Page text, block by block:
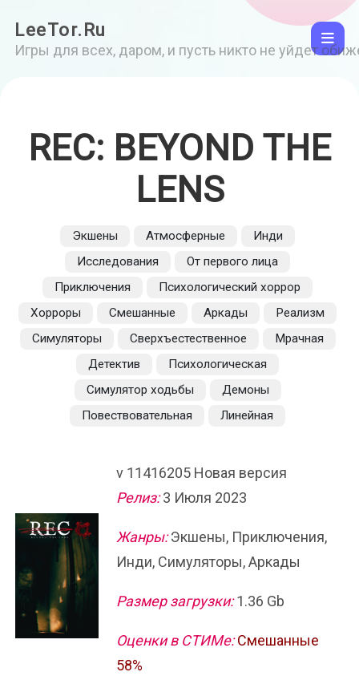
LeeTor.Ru
Игры для всех, даром, и пусть никто не уйдет
REC: BEYOND THE
LENS
Экшены Атмосферные
Инди
Исследования
От первого лица
Приключения
Психологический хоррор
Хорроры
Смешанные Аркады
Реализм
Симуляторы
Сверхъестественное
Мрачная
Детектив
Психологическая
Симулятор ходьбы
Демоны
Повествовательная
Линейная
v 11416205 Новая версия
Релиз:3 Июля 2023
Жанры:Экшены, Приключения,
Инди, Симуляторы, Аркады
Размер загрузки:1.36 Gb
Оценки в СТИМе: Смешанные
58%